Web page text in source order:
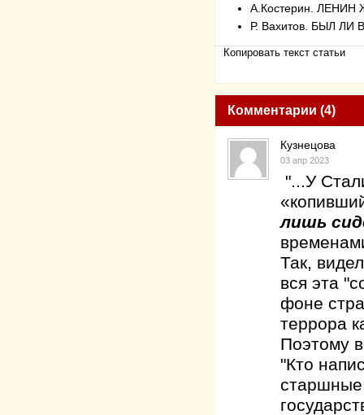
А.Костерин.
Р. Вахитов. БЫЛ
Копировать текст статьи
Комментарии (4)
Кузнецова
03 апр 2023
"...У
лишь
Так,
вся эта
фоне
террора
Поэтому
"Кто
старшные